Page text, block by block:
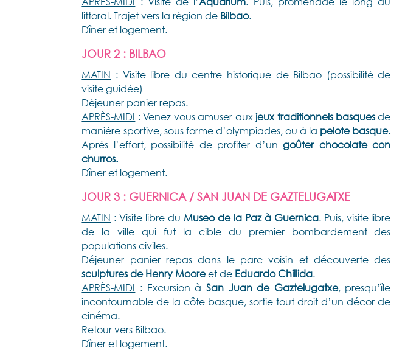
littoral. Trajet vers la région de Bilbao.
Dîner et logement.
JOUR 2 : BILBAO
MATIN : Visite libre du centre historique de Bilbao (possibilité de
visite guidée)
Déjeuner panier repas.
APRÈS-MIDI : Venez vous amuser auxjeux traditionnels basquesde
manière sportive, sous forme d’olympiades, ou à la pelote basque.
Après l’effort, possibilité de profiter d’un goûter chocolate con
churros.
Dîner et logement.
JOUR 3 : GUERNICA / SAN JUAN DE GAZTELUGATXE
MATIN : Visite libre duMuseo de la Paz à Guernica. Puis, visite libre
de la ville qui fut la cible du premier bombardement des
populations civiles.
Déjeuner panier repas dans le parc voisin et découverte des
sculptures de Henry Mooreet de Eduardo Chillida.
APRÈS-MIDI : Excursion à San Juan de Gaztelugatxe, presqu’île
incontournable de la côte basque, sortie tout droit d’un décor de
cinéma.
Retour vers Bilbao.
Dîner et logement.